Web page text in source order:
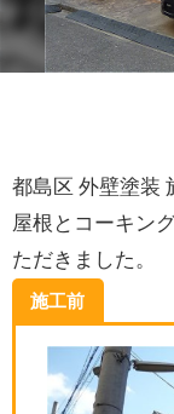
都島区 外壁塗装
屋根とコーキン
ただきました。
施工前